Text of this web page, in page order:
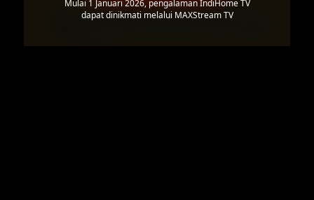
Mulai 1 Januari 2026, pengalaman IndiHome TV
dapat dinikmati melalui MAXStream TV